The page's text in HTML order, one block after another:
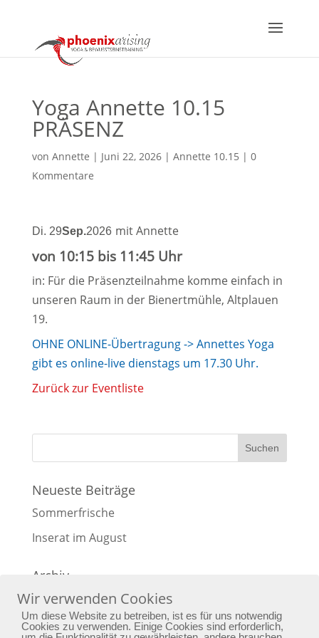
Yoga Annette 10.15
PRÄSENZ
von Annette | Juni 22, 2026| Annette 10.15 | 0
Kommentare
Di. 29Sep.2026 mit Annette
von 10:15 bis 11:45 Uhr
in: Für die Präsenzteilnahme komme einfach in
unseren Raum in der Bienertmühle, Altplauen
19.
OHNE ONLINE-Übertragung -> Annettes Yoga
gibt es online-live dienstags um 17.30 Uhr.
Zurück zur Eventliste
Neueste Beiträge
Sommerfrische
Inserat im August
Archiv
Archiv
Wir verwenden Cookies
Um diese Website zu betreiben, ist es für uns notwendig
Cookies zu verwenden. Einige Cookies sind erforderlich,